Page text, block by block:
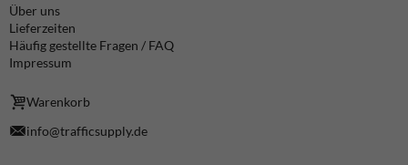
Über uns
Lieferzeiten
Häufig gestellte Fragen / FAQ
Impressum
Warenkorb
info@trafficsupply.de